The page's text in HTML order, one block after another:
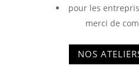
pour les
merci de
NOS